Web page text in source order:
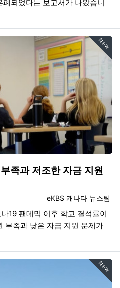
되었다는 보고서가 나왔습니
New
족과 저조한 자금 지원
등록자
eKBS 캐나다 뉴스팀
19 팬데믹 이후 학교 결석률이
부족과 낮은 자금 지원 문제가
New